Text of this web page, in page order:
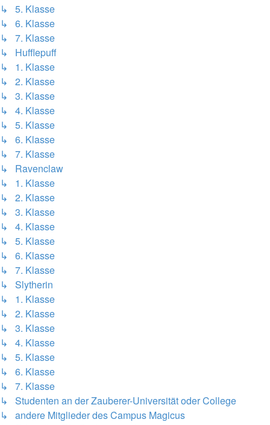
↳ 5. Klasse
↳ 6. Klasse
↳ 7. Klasse
↳ Hufflepuff
↳ 1. Klasse
↳ 2. Klasse
↳ 3. Klasse
↳ 4. Klasse
↳ 5. Klasse
↳ 6. Klasse
↳ 7. Klasse
↳ Ravenclaw
↳ 1. Klasse
↳ 2. Klasse
↳ 3. Klasse
↳ 4. Klasse
↳ 5. Klasse
↳ 6. Klasse
↳ 7. Klasse
↳ Slytherin
↳ 1. Klasse
↳ 2. Klasse
↳ 3. Klasse
↳ 4. Klasse
↳ 5. Klasse
↳ 6. Klasse
↳ 7. Klasse
↳ Studenten an der Zauberer-Universität oder College
↳ andere Mitglieder des Campus Magicus